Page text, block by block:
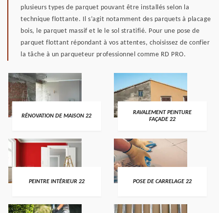
plusieurs types de parquet pouvant être installés selon la
technique flottante. Il s’agit notamment des parquets à placage
bois, le parquet massif et le le sol stratifié. Pour une pose de
parquet flottant répondant à vos attentes, choisissez de confier
la tâche à un parqueteur professionnel comme RD PRO.
RÉNOVATION DE MAISON 22
RAVALEMENT PEINTURE
FAÇADE 22
PEINTRE INTÉRIEUR 22 POSE DE CARRELAGE 22